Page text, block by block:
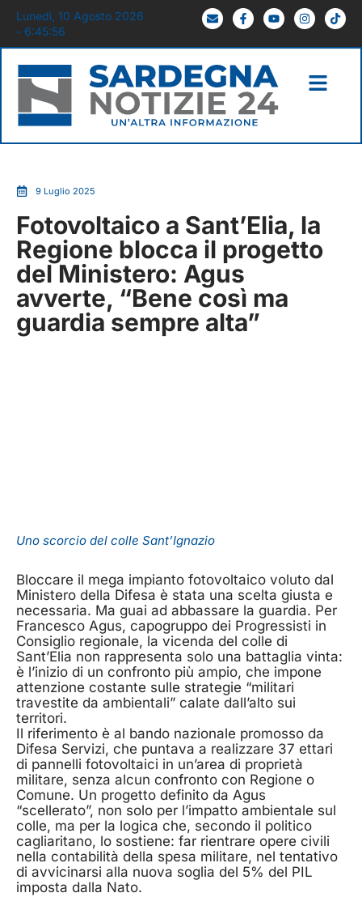
Lunedì, 10 Agosto 2026
- 6:45:57
9 Luglio 2025
Fotovoltaico a Sant’Elia, la
Regione blocca il progetto
del Ministero: Agus
avverte, “Bene così ma
guardia sempre alta”
Uno scorcio del colle Sant’Ignazio
Bloccare il mega impianto fotovoltaico voluto dal
Ministero della Difesa è stata una scelta giusta e
necessaria. Ma guai ad abbassare la guardia. Per
Francesco Agus, capogruppo dei Progressisti in
Consiglio regionale, la vicenda del colle di
Sant’Elia non rappresenta solo una battaglia vinta:
è l’inizio di un confronto più ampio, che impone
attenzione costante sulle strategie “militari
travestite da ambientali” calate dall’alto sui
territori.
Il riferimento è al bando nazionale promosso da
Difesa Servizi, che puntava a realizzare 37 ettari
di pannelli fotovoltaici in un’area di proprietà
militare, senza alcun confronto con Regione o
Comune. Un progetto definito da Agus
“scellerato”, non solo per l’impatto ambientale sul
colle, ma per la logica che, secondo il politico
cagliaritano, lo sostiene: far rientrare opere civili
nella contabilità della spesa militare, nel tentativo
di avvicinarsi alla nuova soglia del 5% del PIL
imposta dalla Nato.